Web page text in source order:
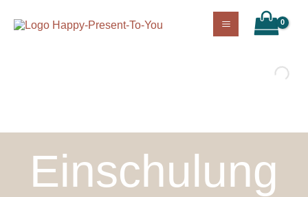
Inhalt
Einschulung